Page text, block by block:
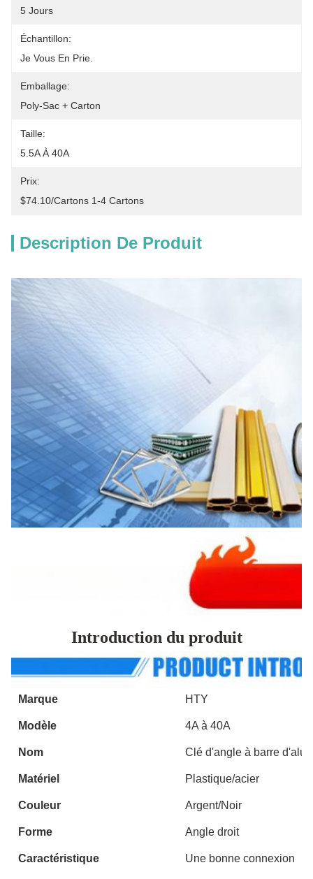
5 Jours
Échantillon:
Je Vous En Prie.
Emballage:
Poly-Sac + Carton
Taille:
5.5A À 40A
Prix:
$74.10/cartons 1-4 Cartons
Description De Produit
Introduction du produit
Marque HTY
Modèle 4A à 40A
Nom Clé d'angle à barre
Matériel Plastique/acier
Couleur Argent/Noir
Forme Angle droit
Caractéristique Une bonne connexion